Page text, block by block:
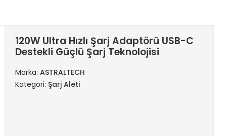
120W Ultra Hızlı Şarj Adaptörü USB-C
Destekli Güçlü Şarj Teknolojisi
Marka:ASTRALTECH
Kategori: Şarj Aleti